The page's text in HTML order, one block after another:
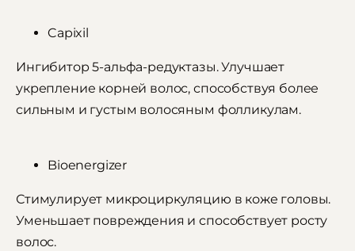
Capixil
Ингибитор 5-альфа-редуктазы. Улучшает
укрепление корней волос, способствуя более
сильным и густым волосяным фолликулам.
Bioenergizer
Стимулирует микроциркуляцию в коже головы.
Уменьшает повреждения и способствует росту
волос.